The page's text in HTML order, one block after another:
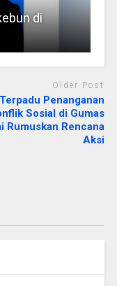
di
Older Post
Penanganan
Sosial di Gumas
Rumuskan Rencana
Aksi